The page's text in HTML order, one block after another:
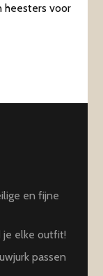
heesters voor
en fijne
je elke outfit!
passen